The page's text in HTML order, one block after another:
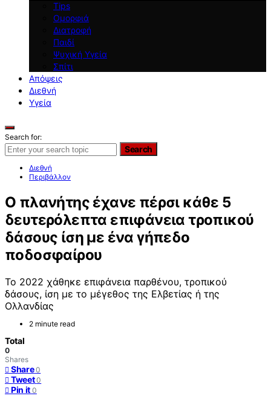
Tips
Ομορφιά
Διατροφή
Παιδί
Ψυχική Υγεία
Σπίτι
Απόψεις
Διεθνή
Υγεία
Search for:
Search
Διεθνή
Περιβάλλον
Ο πλανήτης έχανε πέρσι κάθε 5
δευτερόλεπτα επιφάνεια τροπικού
δάσους ίση με ένα γήπεδο
ποδοσφαίρου
Το 2022 χάθηκε επιφάνεια παρθένου, τροπικού
δάσους, ίση με το μέγεθος της Ελβετίας ή της
Ολλανδίας
2 minute read
Total
0
Shares
Share 0
Tweet 0
Pin it 0